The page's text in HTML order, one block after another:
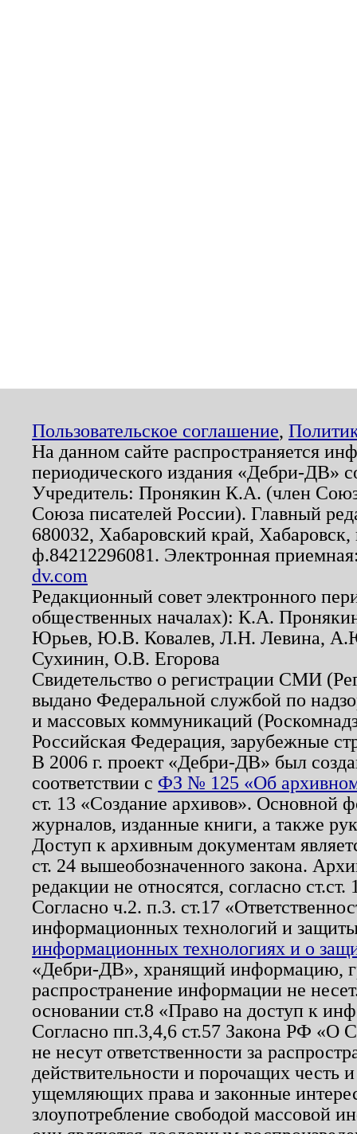
Пользовательское соглашение,
На данном сайте распространяется
периодического издания «Дебри-ДВ»
Учредитель: Пронякин К.А. (член
Союза писателей России). Главный
680032, Хабаровский край,
ф.84212296081. Электронная
dv.com
Редакционный совет электронного
общественных началах): К.А.
Юрьев, Ю.В. Ковалев, Л.Н. Левина,
Сухинин, О.В. Егорова
Свидетельство о регистрации СМИ
выдано Федеральной службой по
и массовых коммуникаций
Российская Федерация, зарубежные
В 2006 г. проект «Дебри-ДВ» был
соответствии с ФЗ № 125 «Об
ст. 13 «Создание архивов». Основной
журналов, изданные книги, а также
Доступ к архивным документам
ст. 24 вышеобозначенного закона.
редакции не относятся, согласно
Согласно ч.2. п.3. ст.17
информационных технологий и
информационных технологиях и о
«Дебри-ДВ», хранящий информацию,
распространение информации не
основании ст.8 «Право на доступ к
Согласно пп.3,4,6 ст.57 Закона РФ «О
не несут ответственности за
действительности и порочащих честь
ущемляющих права и законные
злоупотребление свободой массовой